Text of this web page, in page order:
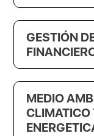
GESTIÓN
MEDIO
CLIMATICO